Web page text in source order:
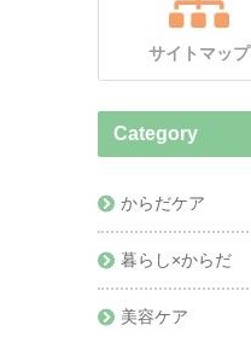
サイトマップ
Category
からだケア
暮らし×からだ
美容ケア